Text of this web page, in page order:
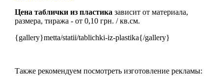
Цена таблички из пластика зависит от материала,
размера, тиража - от 0,10 грн. / кв.см.
{gallery}metta/statii/tablichki-iz-plastika{/gallery}
Также рекомендуем посмотреть изготовление рекламы: